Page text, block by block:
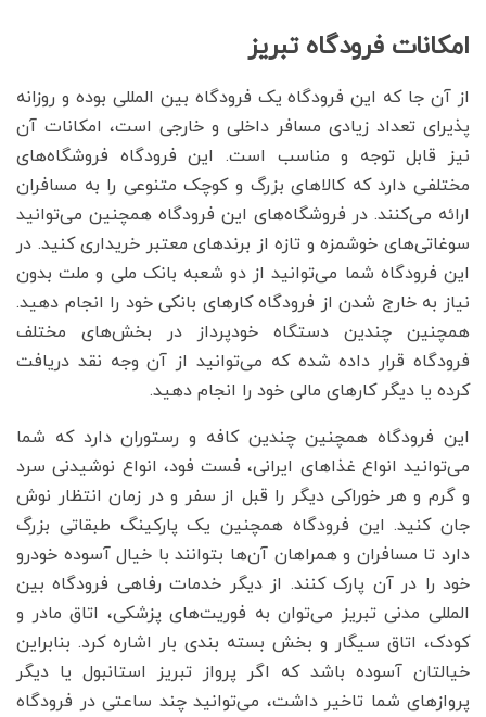
امکانات فرودگاه تبریز
از آن جا که این فرودگاه یک فرودگاه بین المللی بوده و روزانه
پذیرای تعداد زیادی مسافر داخلی و خارجی است، امکانات آن
نیز قابل توجه و مناسب است. این فرودگاه فروشگاه‌های
مختلفی دارد که کالاهای بزرگ و کوچک متنوعی را به مسافران
ارائه می‌کنند. در فروشگاه‌های این فرودگاه همچنین می‌توانید
سوغاتی‌های خوشمزه و تازه از برندهای معتبر خریداری کنید. در
این فرودگاه شما می‌توانید از دو شعبه بانک ملی و ملت بدون
نیاز به خارج شدن از فرودگاه کارهای بانکی خود را انجام دهید.
همچنین چندین دستگاه خودپرداز در بخش‌های مختلف
فرودگاه قرار داده شده که می‌توانید از آن وجه نقد دریافت
کرده یا دیگر کارهای مالی خود را انجام دهید.
این فرودگاه همچنین چندین کافه و رستوران دارد که شما
می‌توانید انواع غذاهای ایرانی، فست فود، انواع نوشیدنی سرد
و گرم و هر خوراکی دیگر را قبل از سفر و در زمان انتظار نوش
جان کنید. این فرودگاه همچنین یک پارکینگ طبقاتی بزرگ
دارد تا مسافران و همراهان آن‌ها بتوانند با خیال آسوده خودرو
خود را در آن پارک کنند. از دیگر خدمات رفاهی فرودگاه بین
المللی مدنی تبریز می‌توان به فوریت‌های پزشکی، اتاق مادر و
کودک، اتاق سیگار و بخش بسته بندی بار اشاره کرد. بنابراین
خیالتان آسوده باشد که اگر پرواز تبریز استانبول یا دیگر
پروازهای شما تاخیر داشت، می‌توانید چند ساعتی در فرودگاه